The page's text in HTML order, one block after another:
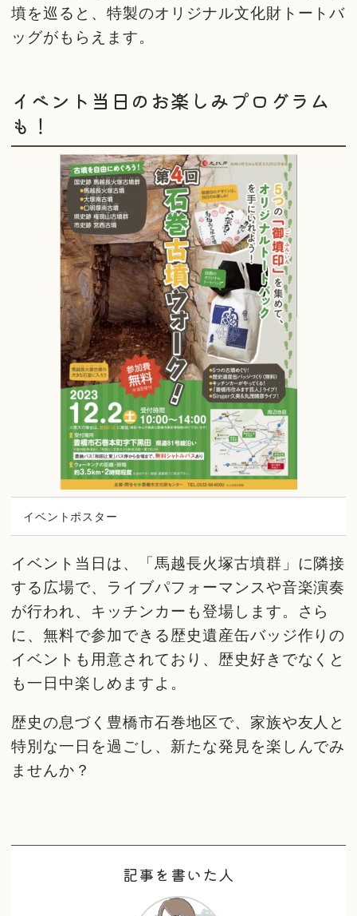
墳を巡ると、特製のオリジナル文化財トートバ
ッグがもらえます。
イベント当日のお楽しみプログラム
も！
イベントポスター
イベント当日は、「馬越長火塚古墳群」に隣接
する広場で、ライブパフォーマンスや音楽演奏
が行われ、キッチンカーも登場します。さら
に、無料で参加できる歴史遺産缶バッジ作りの
イベントも用意されており、歴史好きでなくと
も一日中楽しめますよ。
歴史の息づく豊橋市石巻地区で、家族や友人と
特別な一日を過ごし、新たな発見を楽しんでみ
ませんか？
記事を書いた人